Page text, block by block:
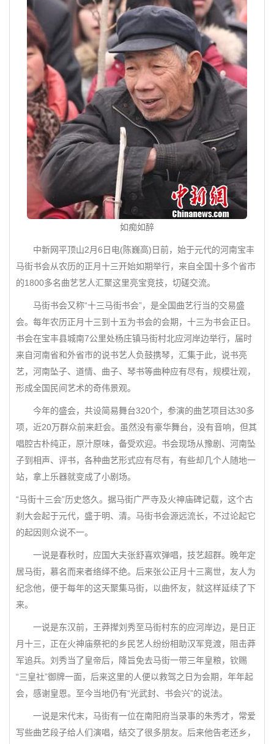
如痴如醉
中新网平顶山2月6日电(陈巍高)日前，始于元代的河南宝丰
马街书会从农历的正月十三开始如期举行，来自全国十多个省市
的1800多名曲艺艺人汇聚这里亮宝竞技，切磋交流。
马街书会又称“十三马街书会”，是全国曲艺行当的交易盛
会。每年农历正月十三到十五为书会的会期，十三为书会正日。
书会在宝丰县城南7公里处杨庄镇马街村北应河岸边举行，届时
来自河南省和外省市的说书艺人负鼓携琴，汇集于此，说书亮
艺，河南坠子、道情、曲子、琴书等曲种应有尽有，规模壮观，
形成全国民间艺术的奇伟景观。
今年的盛会，共设简易舞台320个，参演的曲艺项目达30多
项，近20万群众前来赶会。虽然没有豪华舞台，没有音响，但其
唱腔古朴纯正，原汁原味，备受欢迎。书会现场从豫剧、河南坠
子到相声、评书，各种曲艺形式应有尽有，有些却几个人随地一
站，拿上乐器就变成了小剧场。
“马街十三会”历史悠久。据马街广严寺及火神庙碑记载，这个古
刹大会起于元代，盛于明、清。马街书会源远流长，不过论起它
的起因则众说不一。
一说是春秋时，应国大夫张舒喜欢弹唱，技艺超群。晚年定
居马街，慕名而来者络绎不绝。后来张公正月十三离世，友人为
纪念他，便于每年的这天聚集马街，以曲怀友，就这样延续了下
来。
一说是东汉前，王莽撵刘秀至马街村东的应河岸边，是日正
月十三，正在火神庙祭祀的乡民艺人纷纷相助汉军竞渡，阻击莽
军追兵。刘秀当了皇帝后，降旨免去马街一带三年皇粮，钦赐
“三皇社”御牌一面，后来这里的人便以救驾之日为会期，年年起
会，感谢皇恩。至今当地仍有“光武封、书会兴”的说法。
一说是宋代末，马街有一位在南阳府当录事的朱秀才，常爱
写些曲艺段子给人们演唱，结交了很多朋友。后来他告老还乡，